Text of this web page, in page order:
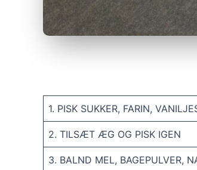
1. PISK SUKKER, FARIN,
2. TILSÆT ÆG OG PISK IGEN
3. BALND MEL, BAGEPULVER,